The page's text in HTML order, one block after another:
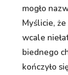
mogło
Myślicie,
wcale
biednego
kończyło